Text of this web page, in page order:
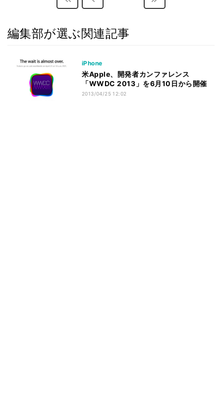
編集部が選ぶ関連記事
iPhone
米Apple、開発者カンファレンス
「WWDC 2013」を6月10日から開催
2013/04/25 12:02